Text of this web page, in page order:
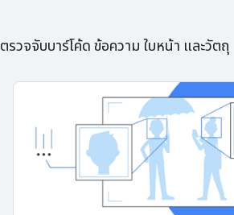
รวจจับบาร์โค้ด ข้อความ ใบหน้า และวัตถุ